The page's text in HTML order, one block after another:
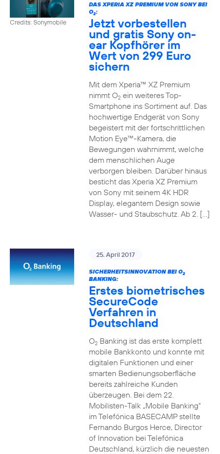
Credits: Sonymobile
DAS XPERIA XZ PREMIUM VON SONY BEI
O2:
Jetzt vorbestellen
und gratis Sony on-
ear Kopfhörer im
Wert von 299 Euro
sichern
Mit dem Xperia™ XZ Premium
nimmt O2ein weiteres Top-
Smartphone ins Sortiment auf. Das
hochwertige Endgerät von Sony
begeistert mit der fortschrittlichen
Motion Eye™-Kamera, die
Bewegungen wahrnimmt, welche
dem menschlichen Auge
verborgen bleiben. Darüber hinaus
besticht das Xperia XZ Premium
von Sony mit seinem 4K HDR
Display, elegantem Design sowie
Wasser- und Staubschutz. Ab 2. […]
25. April 2017
SICHERHEITSINNOVATION BEI O2
BANKING:
Erstes biometrisches
SecureCode
Verfahren in
Deutschland
O2Banking ist das erste komplett
mobile Bankkonto und konnte mit
digitalen Funktionen und einer
smarten Bedienungsoberfläche
bereits zahlreiche Kunden
überzeugen. Bei dem 22.
Mobilisten-Talk „Mobile Banking“
im Telefónica BASECAMP stellte
Fernando Burgos Herce, Director
of Innovation bei Telefónica
Deutschland, kürzlich die neuesten